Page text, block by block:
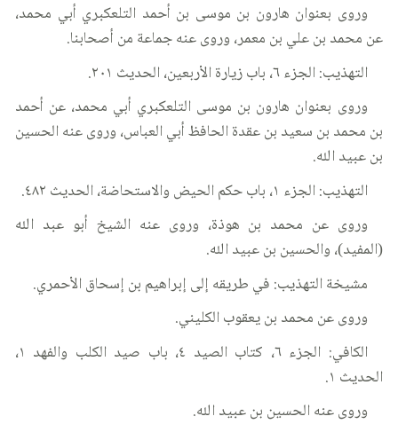
وروى بعنوان هارون بن موسى بن أحمد التلعكبري أبي محمد،
عن محمد بن علي بن معمر، وروى عنه جماعة من أصحابنا.
التهذيب: الجزء ٦، باب زيارة الأربعين، الحديث ٢٠١.
وروى بعنوان هارون بن موسى التلعكبري أبي محمد، عن أحمد
بن محمد بن سعيد بن عقدة الحافظ أبي العباس، وروى عنه الحسين
بن عبيد الله.
التهذيب: الجزء ١، باب حكم الحيض والاستحاضة، الحديث ٤٨٢.
وروى عن محمد بن هوذة، وروى عنه الشيخ أبو عبد الله
(المفيد)، والحسين بن عبيد الله.
مشيخة التهذيب: في طريقه إلى إبراهيم بن إسحاق الأحمري.
وروى عن محمد بن يعقوب الكليني.
الكافي: الجزء ٦، كتاب الصيد ٤، باب صيد الكلب والفهد ١،
الحديث ١.
وروى عنه الحسين بن عبيد الله.